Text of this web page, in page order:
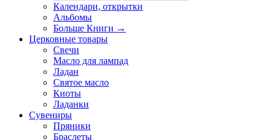
Календари, открытки
Альбомы
Больше Книги →
Церковные товары
Свечи
Масло для лампад
Ладан
Святое масло
Киоты
Ладанки
Сувениры
Пряники
Браслеты